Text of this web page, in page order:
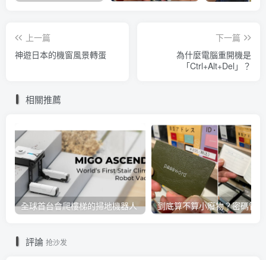
上一篇
神遊日本的機窗風景轉蛋
下一篇
為什麼電腦重開機是
「Ctrl+Alt+Del」？
相關推薦
全球首台會爬樓梯的掃地機器人
評論 抢沙发